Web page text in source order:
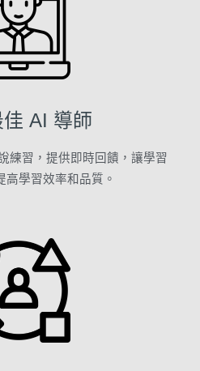
AI 導師
練習，提供即時回饋，讓學習
高學習效率和品質。